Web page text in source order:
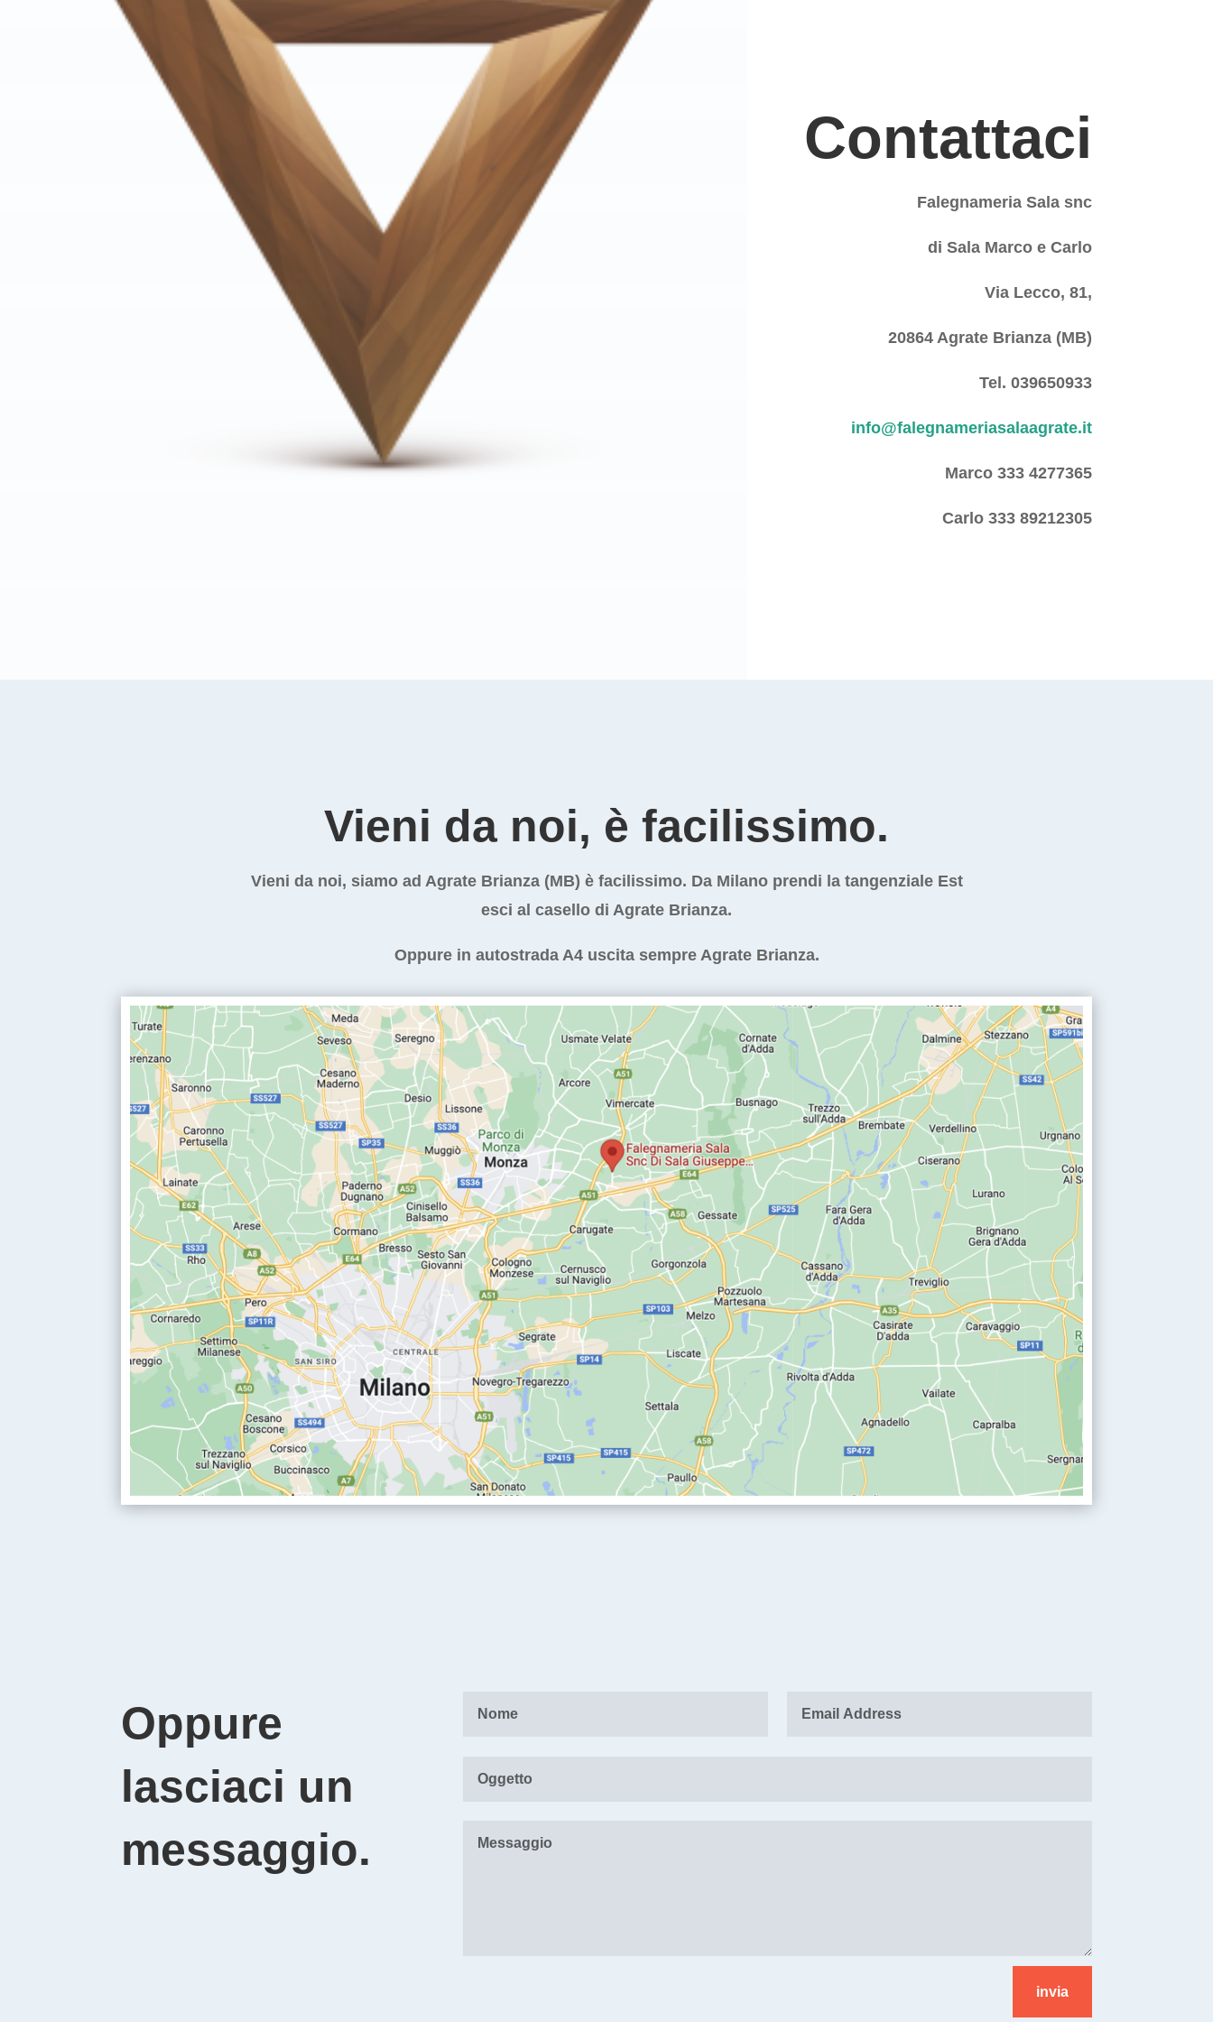
Contattaci
Falegnameria Sala snc
di Sala Marco e Carlo
Via Lecco, 81,
20864 Agrate Brianza (MB)
Tel. 039650933
info@falegnameriasalaagrate.it
Marco 333 4277365
Carlo 333 89212305
Vieni da noi, è facilissimo.
Vieni da noi, siamo ad Agrate Brianza (MB) è facilissimo. Da Milano prendi la tangenziale Est
esci al casello di Agrate Brianza.
Oppure in autostrada A4 uscita sempre Agrate Brianza.
Oppure
lasciaci un
messaggio.
invia